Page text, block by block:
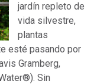
jardín repleto de
vida silvestre,
plantas
esté pasando por
Gramberg,
Sin